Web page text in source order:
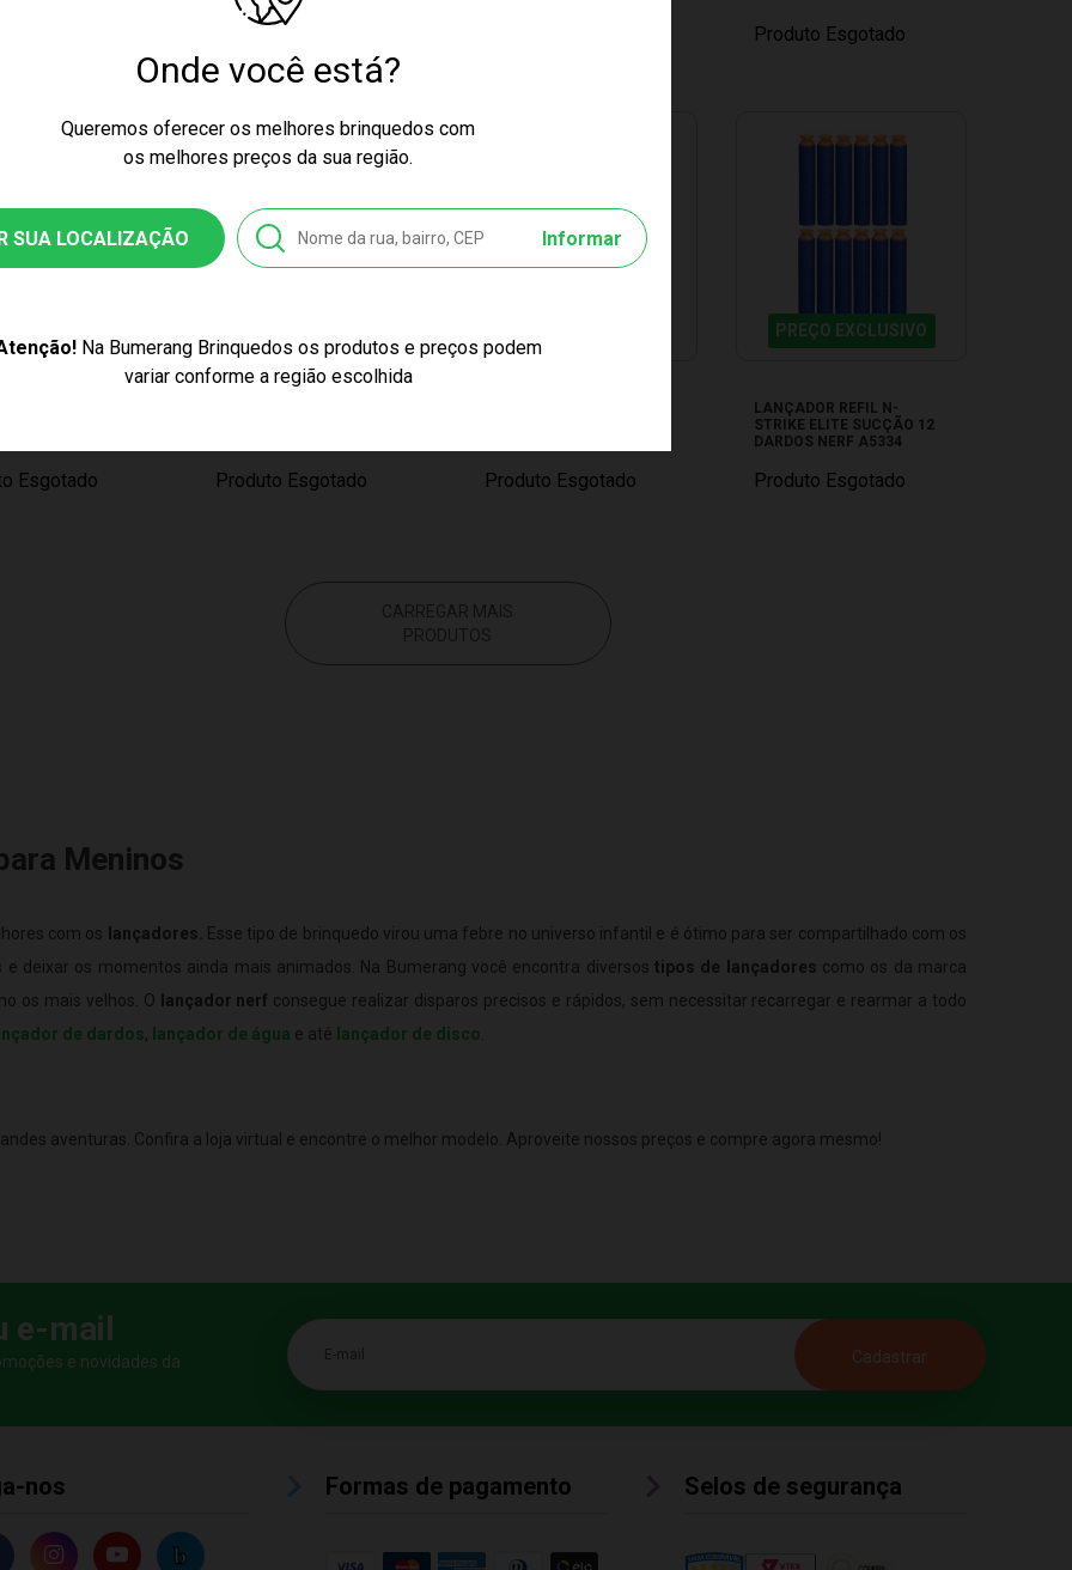
Onde você está?
Queremos oferecer os melhores brinquedos com
os melhores preços da sua região.
SUA LOCALIZAÇÃO Informar
Na Bumerang Brinquedos os produtos e preços podem
variar conforme a região escolhida
Produto Esgotado
Esgotado Produto Esgotado Produto Esgotado
PREÇO EXCLUSIVO
LANÇADOR REFIL N-
STRIKE ELITE SUCÇÃO 12
DARDOS NERF A5334
Produto Esgotado
Meninos
com os lançadores.
Esse tipo de brinquedo virou uma febre no universo infantil e é ótimo para ser compartilhado com os
deixar os momentos ainda mais animados. Na Bumerang você encontra diversos tipos de lançadores como os da marca
os mais velhos. O lançador nerf consegue realizar disparos precisos e rápidos, sem necessitar recarregar e rearmar a todo
de dardos, lançador de água e até lançador de disco
aventuras. Confira a loja virtual e encontre o melhor modelo. Aproveite nossos preços e compre agora mesmo!
e-mail
e novidades da
E-mail
nos Formas de pagamento Selos de segurança